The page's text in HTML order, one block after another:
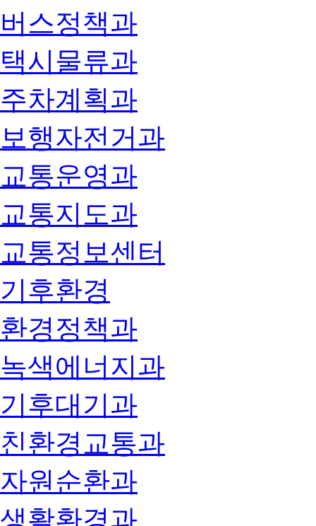
버스정책과
택시물류과
주차계획과
보행자전거과
교통운영과
교통지도과
교통정보센터
기후환경
환경정책과
녹색에너지과
기후대기과
친환경교통과
자원순환과
생활환경과